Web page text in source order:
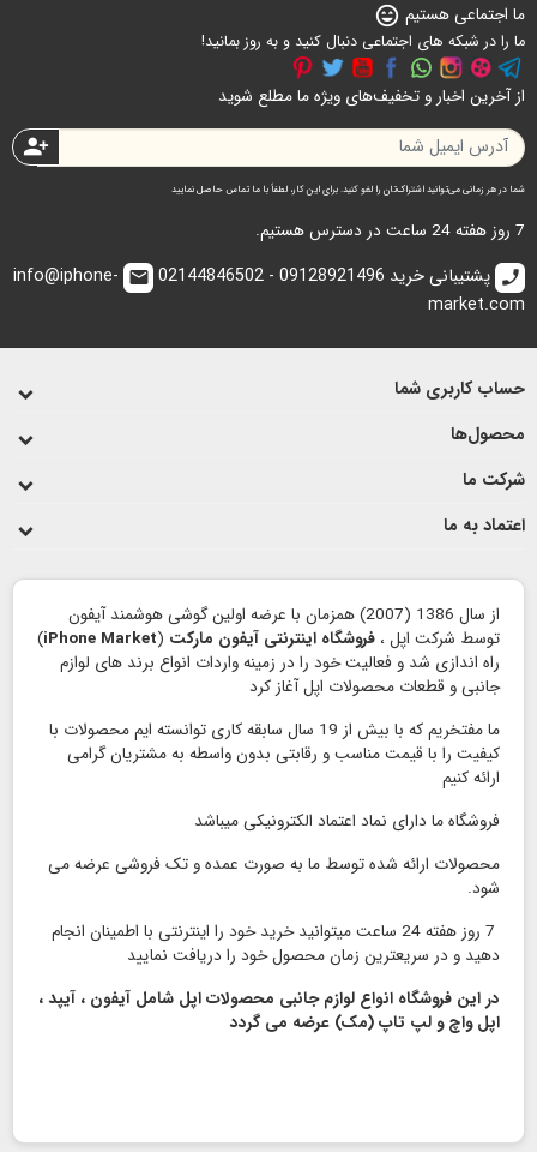
ما اجتماعی هستیم sentiment_very_satisfied
ما را در شبکه های اجتماعی دنبال کنید و به روز بمانید!
از آخرین اخبار و تخفیف‌های ویژه ما مطلع شوید
person_add
شما در هر زمانی می‌توانید اشتراک‌تان را لغو کنید. برای این کار، لطفاً با ما تماس حاصل نمایید
7 روز هفته 24 ساعت در دسترس هستیم.
call پشتیبانی خرید 09128921496 - 02144846502 email
info@iphone-
market.com
حساب کاربری شما
محصول‌ها
شرکت ما
اعتماد به ما
از سال 1386 (2007) همزمان با عرضه اولین گوشی هوشمند آیفون
توسط شرکت اپل ، فروشگاه اینترنتی آیفون مارکت (
iPhone Market
)
راه اندازی شد و فعالیت خود را در زمینه واردات انواع برند های لوازم
جانبی و قطعات محصولات اپل آغاز کرد
ما مفتخریم که با بیش از 19 سال سابقه کاری توانسته ایم محصولات با
کیفیت را با قیمت مناسب و رقابتی بدون واسطه به مشتریان گرامی
ارائه کنیم
فروشگاه ما دارای نماد اعتماد الكترونیكی میباشد
محصولات ارائه شده توسط ما به صورت عمده و تک فروشی عرضه می
شود.
7 روز هفته 24 ساعت میتوانید خرید خود را اینترنتی با اطمینان انجام
دهید و در سریعترین زمان محصول خود را دریافت نمایید
در این فروشگاه انواع لوازم جانبی محصولات اپل شامل آیفون ، آیپد ،
اپل واچ و لپ تاپ (مک) عرضه می گردد